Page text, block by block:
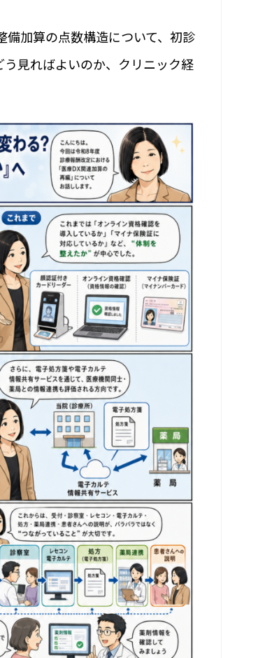
加算の点数構造について、初診
見ればよいのか、クリニック経